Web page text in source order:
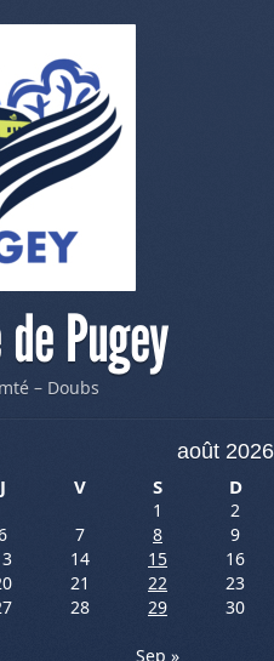
Pugey
– Doubs
août 2026
J V S D
1
2
7 8
9
14 15
16
21 22
23
28 29
30
Sep »